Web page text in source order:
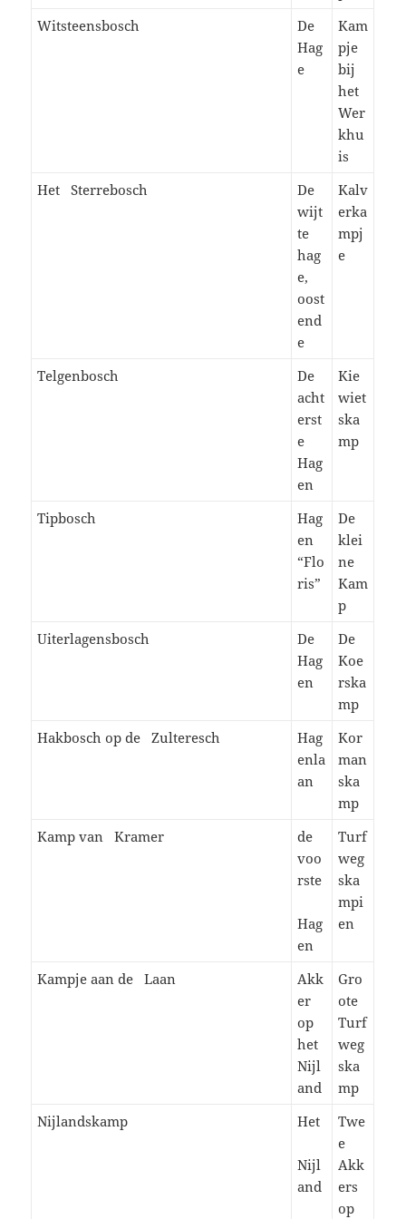
Witsteensbosch
De
Hag
e
Kam
pje
bij
het
Wer
khu
is
Het Sterrebosch
De
wijt
te
hag
e,
oost
end
e
Kalv
erka
mpj
e
Telgenbosch
De
acht
erst
e
Hag
en
Kie
wiet
ska
mp
Tipbosch
Hag
en
“Flo
ris”
De
klei
ne
Kam
p
Uiterlagensbosch
De
Hag
en
De
Koe
rska
mp
Hakbosch op de Zulteresch
Hag
enla
an
Kor
man
ska
mp
Kamp van Kramer
de
voo
rste
Hag
en
Turf
weg
ska
mpi
en
Kampje aan de Laan
Akk
er
op
het
Nijl
and
Gro
ote
Turf
weg
ska
mp
Nijlandskamp
Het
Nijl
and
Twe
e
Akk
ers
op